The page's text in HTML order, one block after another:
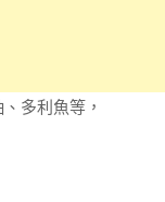
多利魚等，